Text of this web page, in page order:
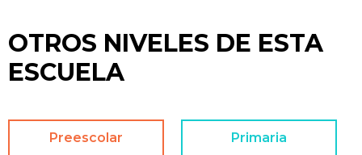
OTROS NIVELES DE ESTA
ESCUELA
Preescolar Primaria